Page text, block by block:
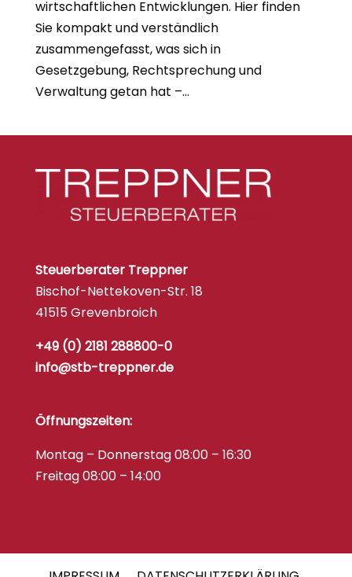
wirtschaftlichen Entwicklungen. Hier finden
Sie kompakt und verständlich
zusammengefasst, was sich in
Gesetzgebung, Rechtsprechung und
Verwaltung getan hat –...
Steuerberater Treppner
Bischof-Nettekoven-Str. 18
41515 Grevenbroich
+49 (0) 2181 288800-0
info@stb-treppner.de
Öffnungszeiten:
Montag – Donnerstag 08:00 – 16:30
Freitag 08:00 – 14:00